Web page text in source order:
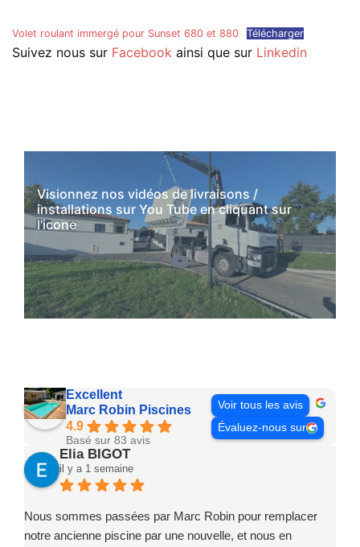
Volet roulant immergé pour Sunset 680 et 880 Télécharger
Suivez nous sur Facebook ainsi que sur Linkedin
Visionnez nos vidéos de livraisons /
installations sur You Tube en cliquant sur
l'icone
YouTube
Excellent
Marc Robin Piscines
4.9
Basé sur 83 avis
Voir tous les avis
Évaluez-nous sur
Elia BIGOT
il y a 1 semaine
Nous sommes passées par Marc Robin pour remplacer
notre ancienne piscine par une nouvelle, et nous en